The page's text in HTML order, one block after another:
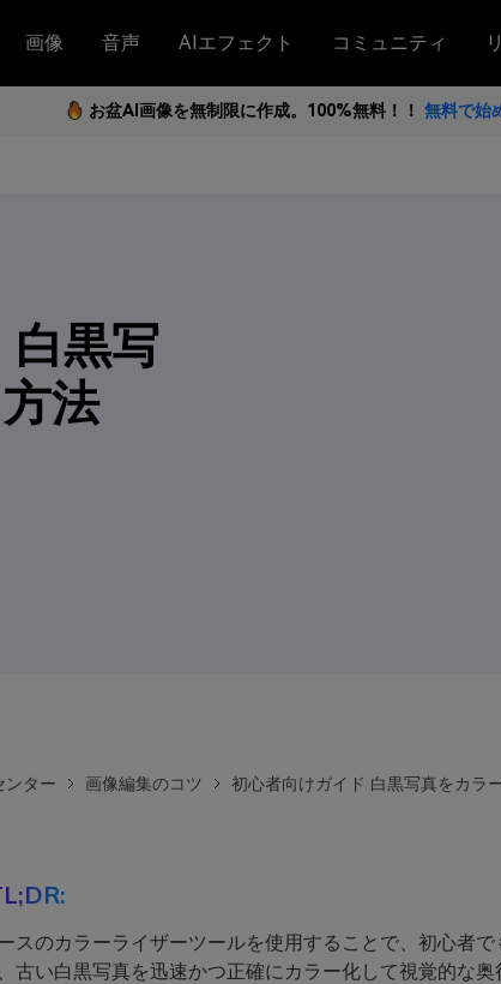
画像 音声 AIエフェクト コミュニティ
お盆AI画像を無制限に作成。100%無料！！ 無料で始
黒写
法
ンター 画像編集のコツ 初心者向けガイド 白黒写真をカラ
スのカラーライザーツールを使用することで、初心者で
古い白黒写真を迅速かつ正確にカラー化して視覚的な